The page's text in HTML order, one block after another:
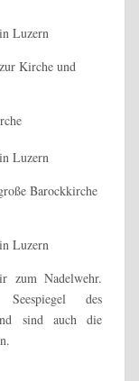
Kirche und
Barockkirche
zum Nadelwehr.
des
sind auch die